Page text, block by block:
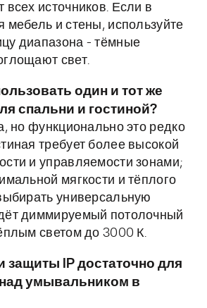
источников. Если в
мебель и стены, используйте
диапазона - тёмные
свет.
один и тот же
спальни и гостиной?
но функционально это редко
требует более высокой
и управляемости зонами;
мягкости и тёплого
универсальную
диммируемый потолочный
светом до 3000 К.
защиты IP достаточно для
умывальником в